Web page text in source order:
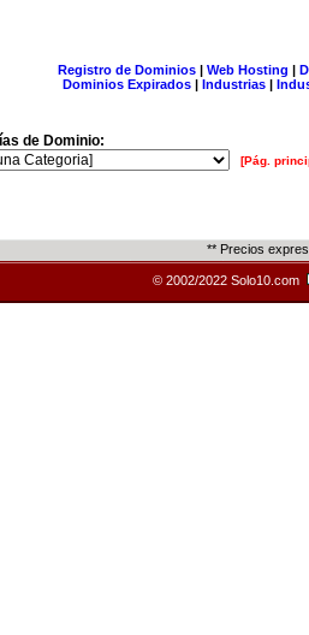
Registro de Dominios| Web Hosting |
Dominios Expirados | Industrias |
de Dominio:
[Pág.
** Precios
© 2002/2022 Solo10.com